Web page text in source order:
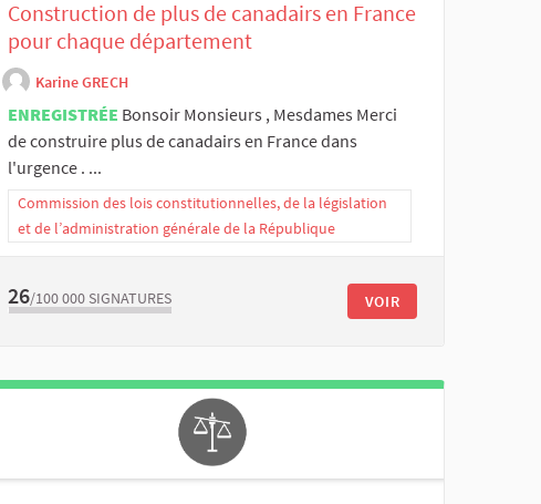
Construction de plus de canadairs en France
pour chaque département
Karine GRECH
ENREGISTRÉE Bonsoir Monsieurs , Mesdames Merci
de construire plus de canadairs en France dans
l'urgence . ...
Commission des lois constitutionnelles, de la législation
et de l’administration générale de la République
26/100 000 SIGNATURES VOIR